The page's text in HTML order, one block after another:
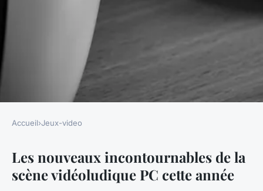
Les pépites vidéoludiques PC
les plus attendues de l'année
Accueil›Jeux-video
Les nouveaux incontournables de la
scène vidéoludique PC cette année